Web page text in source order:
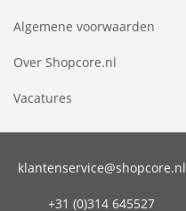
Algemene voorwaarden
Over Shopcore.nl
Vacatures
klantenservice@shopcore.nl
+31 (0)314 645527